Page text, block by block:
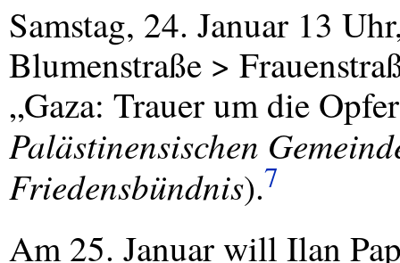
Samstag, 24. Januar 13
Blumenstraße >
„Gaza: Trauer um die
Palästinensischen
Friedensbündnis).7
Am 25. Januar will Ilan